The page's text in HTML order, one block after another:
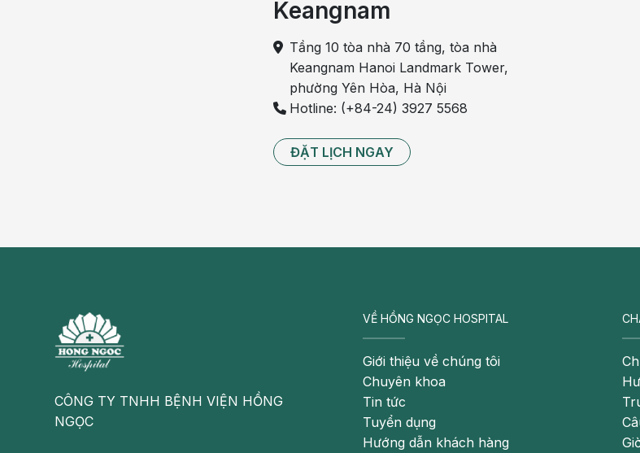
Keangnam
Tầng 10 tòa nhà 70 tầng, tòa nhà
Keangnam Hanoi Landmark Tower,
phường Yên Hòa, Hà Nội
Hotline: (+84-24) 3927 5568
ĐẶT LỊCH NGAY
CÔNG TY TNHH BỆNH VIỆN HỒNG
NGỌC
VỀ HỒNG NGỌC HOSPITAL
Giới thiệu về chúng tôi
Chuyên khoa
Tin tức
Tuyển dụng
Hướng dẫn khách hàng